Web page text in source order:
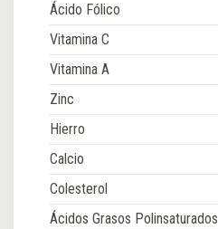
Ácido Fólico
Vitamina C
Vitamina A
Zinc
Hierro
Calcio
Colesterol
Ácidos Grasos Polinsaturados